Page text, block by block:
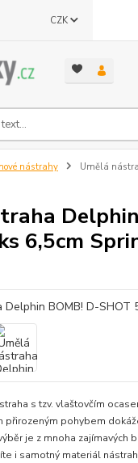
CZK
nástrahy
Umělá
6,5cm
s tzv. vlaštovčím
přirozeným pohybem
je z mnoha zajímavých
i samotný materiál